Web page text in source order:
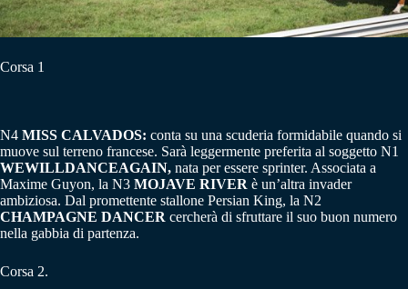
Corsa 1
N4 MISS CALVADOS: conta su una scuderia formidabile quando si
muove sul terreno francese. Sarà leggermente preferita al soggetto N1
WEWILLDANCEAGAIN, nata per essere sprinter. Associata a
Maxime Guyon, la N3 MOJAVE RIVER è un’altra invader
ambiziosa. Dal promettente stallone Persian King, la N2
CHAMPAGNE DANCER cercherà di sfruttare il suo buon numero
nella gabbia di partenza.
Corsa 2.